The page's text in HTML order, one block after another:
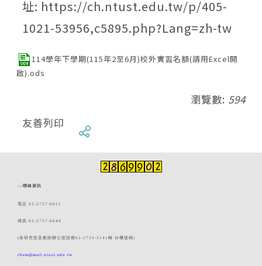
址: https://ch.ntust.edu.tw/p/405-
1021-53956,c5895.php?Lang=zh-tw
114學年下學期(115年2至6月)校外實習名額(請用Excel開
啟).ods
瀏覽數: 594
友善列印
::: 聯絡資訊
電話 02-2737-6611
傳真 02-2737-6644
(各研究室及教師辦公室請撥02-2733-3141轉 分機號碼)
chem@mail.ntust.edu.tw